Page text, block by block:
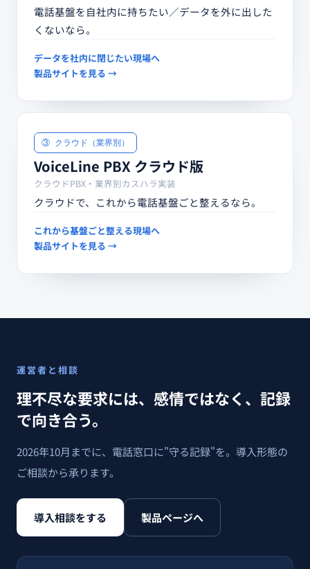
電話基盤を自社内に持ちたい／データを外に出した
くないなら。
データを社内に閉じたい現場へ
製品サイトを見る →
③ クラウド（業界別）
VoiceLine PBX クラウド版
クラウドPBX・業界別カスハラ実装
クラウドで、これから電話基盤ごと整えるなら。
これから基盤ごと整える現場へ
製品サイトを見る →
運営者と相談
理不尽な要求には、感情ではなく、記録
で向き合う。
2026年10月までに、電話窓口に"守る記録"を。導入形態の
ご相談から承ります。
導入相談をする 製品ページへ